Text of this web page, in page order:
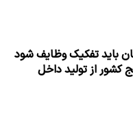
باید تفکیک وظایف شود
کشور از تولید داخل